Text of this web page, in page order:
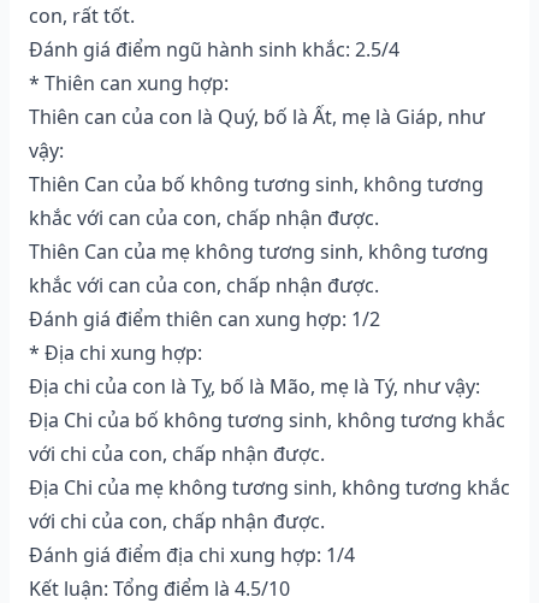
con, rất tốt.
Đánh giá điểm ngũ hành sinh khắc: 2.5/4
* Thiên can xung hợp:
Thiên can của con là Quý, bố là Ất, mẹ là Giáp, như
vậy:
Thiên Can của bố không tương sinh, không tương
khắc với can của con, chấp nhận được.
Thiên Can của mẹ không tương sinh, không tương
khắc với can của con, chấp nhận được.
Đánh giá điểm thiên can xung hợp: 1/2
* Địa chi xung hợp:
Địa chi của con là Tỵ, bố là Mão, mẹ là Tý, như vậy:
Địa Chi của bố không tương sinh, không tương khắc
với chi của con, chấp nhận được.
Địa Chi của mẹ không tương sinh, không tương khắc
với chi của con, chấp nhận được.
Đánh giá điểm địa chi xung hợp: 1/4
Kết luận: Tổng điểm là 4.5/10